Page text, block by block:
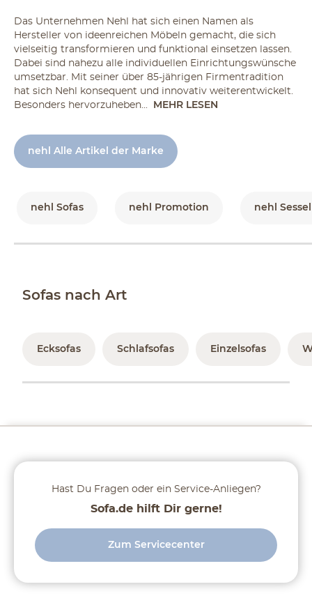
Das Unternehmen Nehl hat sich einen Namen als
Hersteller von ideenreichen Möbeln gemacht, die sich
vielseitig transformieren und funktional einsetzen lassen.
Dabei sind nahezu alle individuellen Einrichtungswünsche
umsetzbar. Mit seiner über 85-jährigen Firmentradition
hat sich Nehl konsequent und innovativ weiterentwickelt.
Besonders hervorzuheben...
MEHR LESEN
nehl Alle Artikel der Marke
nehl Sofas nehl Promotion nehl
Sofas nach Art
Ecksofas Schlafsofas Einzelsofas
Hast Du Fragen oder ein Service-Anliegen?
Sofa.de hilft Dir gerne!
Zum Servicecenter